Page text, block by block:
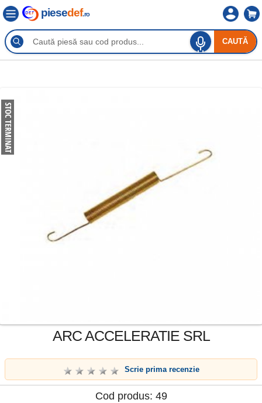
CAUTĂ
piesedef.ro
ARC ACCELERATIE SRL
Scrie prima recenzie
Cod produs: 49